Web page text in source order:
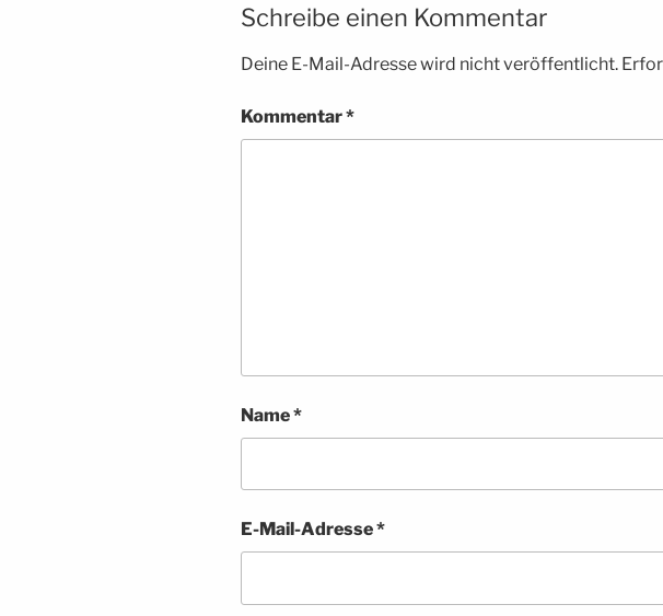
Schreibe einen Kommentar
Deine E-Mail-Adresse wird nicht veröffentlicht.
Kommentar*
Name*
E-Mail-Adresse*